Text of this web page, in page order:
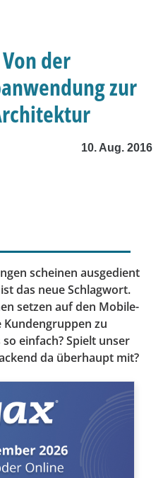
der
zur
10. Aug. 2016
scheinen ausgedient
das neue Schlagwort.
setzen auf den Mobile-
Kundengruppen zu
einfach? Spielt unser
da überhaupt mit?